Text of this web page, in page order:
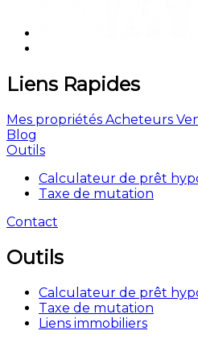
Liens Rapides
Mes propriétés Acheteurs
Blog
Outils
Calculateur de prêt
Taxe de mutation
Contact
Outils
Calculateur de prêt
Taxe de mutation
Liens immobiliers